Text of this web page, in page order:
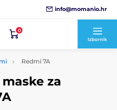
info@momanio.hr
0
Izbornik
Redmi 7A
za